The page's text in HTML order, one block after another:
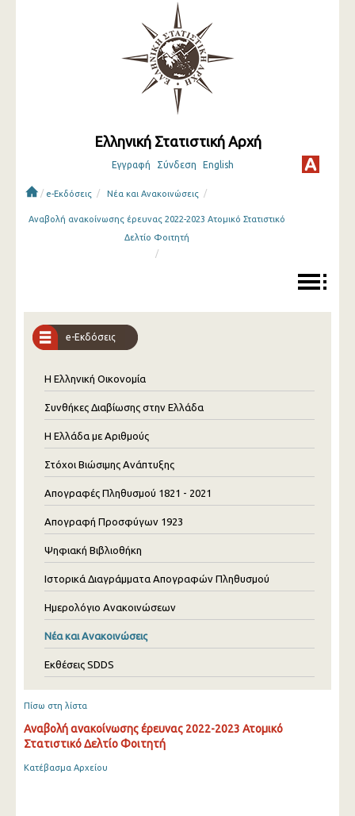
Ελληνική Στατιστική Αρχή
Εγγραφή Σύνδεση English
/ e-Εκδόσεις / Νέα και Ανακοινώσεις /
Αναβολή ανακοίνωσης έρευνας 2022-2023 Ατομικό Στατιστικό
Δελτίο Φοιτητή
/
e-Εκδόσεις
Η Ελληνική Οικονομία
Συνθήκες Διαβίωσης στην Ελλάδα
Η Ελλάδα με Αριθμούς
Στόχοι Βιώσιμης Ανάπτυξης
Απογραφές Πληθυσμού 1821 - 2021
Απογραφή Προσφύγων 1923
Ψηφιακή Βιβλιοθήκη
Ιστορικά Διαγράμματα Απογραφών Πληθυσμού
Ημερολόγιο Ανακοινώσεων
Νέα και Ανακοινώσεις
Εκθέσεις SDDS
Πίσω στη λίστα
Αναβολή ανακοίνωσης έρευνας 2022-2023 Ατομικό
Στατιστικό Δελτίο Φοιτητή
Κατέβασμα Αρχείου